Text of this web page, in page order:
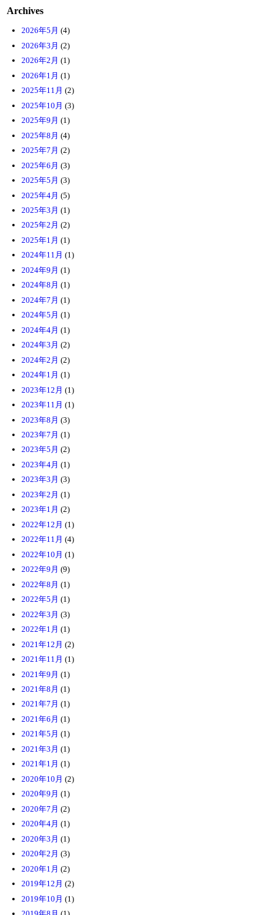
Archives
2026年5月 (4)
2026年3月 (2)
2026年2月 (1)
2026年1月 (1)
2025年11月 (2)
2025年10月 (3)
2025年9月 (1)
2025年8月 (4)
2025年7月 (2)
2025年6月 (3)
2025年5月 (3)
2025年4月 (5)
2025年3月 (1)
2025年2月 (2)
2025年1月 (1)
2024年11月 (1)
2024年9月 (1)
2024年8月 (1)
2024年7月 (1)
2024年5月 (1)
2024年4月 (1)
2024年3月 (2)
2024年2月 (2)
2024年1月 (1)
2023年12月 (1)
2023年11月 (1)
2023年8月 (3)
2023年7月 (1)
2023年5月 (2)
2023年4月 (1)
2023年3月 (3)
2023年2月 (1)
2023年1月 (2)
2022年12月 (1)
2022年11月 (4)
2022年10月 (1)
2022年9月 (9)
2022年8月 (1)
2022年5月 (1)
2022年3月 (3)
2022年1月 (1)
2021年12月 (2)
2021年11月 (1)
2021年9月 (1)
2021年8月 (1)
2021年7月 (1)
2021年6月 (1)
2021年5月 (1)
2021年3月 (1)
2021年1月 (1)
2020年10月 (2)
2020年9月 (1)
2020年7月 (2)
2020年4月 (1)
2020年3月 (1)
2020年2月 (3)
2020年1月 (2)
2019年12月 (2)
2019年10月 (1)